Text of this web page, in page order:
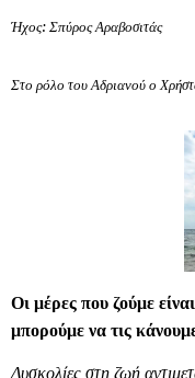
Ήχος: Σπύρος Αραβοσιτάς
Στο ρόλο του Αδριανού ο
Οι μέρες που ζούμε
μπορούμε να τις
Δυσκολίες στη ζωή